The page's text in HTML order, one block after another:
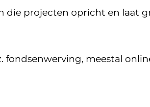
die projecten opricht en laat
fondsenwerving, meestal